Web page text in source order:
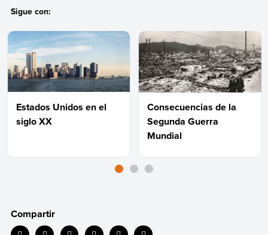
Sigue con:
Estados Unidos en el
siglo XX
Consecuencias de la
Segunda Guerra
Mundial
Compartir